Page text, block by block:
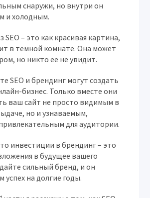
снаружи, но внутри он
и холодным.
SEO – это как красивая картина,
в темной комнате. Она может
но никто ее не увидит.
SEO и брендинг могут создать
бизнес. Только вместе они
ваш сайт не просто видимым в
но и узнаваемым,
для аудитории.
инвестиции в брендинг – это
в будущее вашего
сильный бренд, и он
успех на долгие годы.